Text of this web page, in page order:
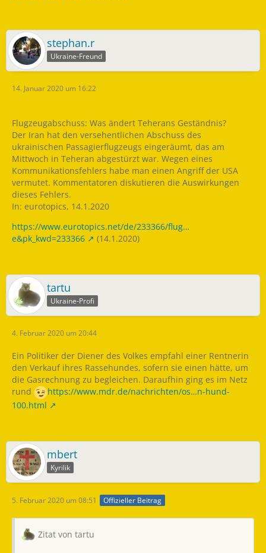
stephan.r
Ukraine-Freund
14. Januar 2020 um 16:22
Flugzeugabschuss: Was ändert Teherans Geständnis?
Der Iran hat den versehentlichen Abschuss des
ukrainischen Passagierflugzeugs eingeräumt, das am
Mittwoch in Teheran abgestürzt war. Wegen eines
Kommunikationsfehlers habe man einen Angriff der USA
vermutet. Kommentatoren diskutieren die Auswirkungen
dieses Fehlers.
In: eurotopics, 14.1.2020
https://www.eurotopics.net/de/233366/flug…
e&pk_kwd=233366
(14.1.2020)
tartu
Ukraine-Profi
4. Februar 2020 um 20:44
Ein Politiker der Diener des Volkes empfahl einer Rentnerin
den Verkauf ihres Rassehundes, sofern sie einen hätte, um
die Gasrechnung zu begleichen. Daraufhin ging es im Netz
rund
https://www.mdr.de/nachrichten/os…n-hund-
100.html
mbert
Kyrilik
5. Februar 2020 um 08:51 Offizieller Beitrag
Zitat von tartu